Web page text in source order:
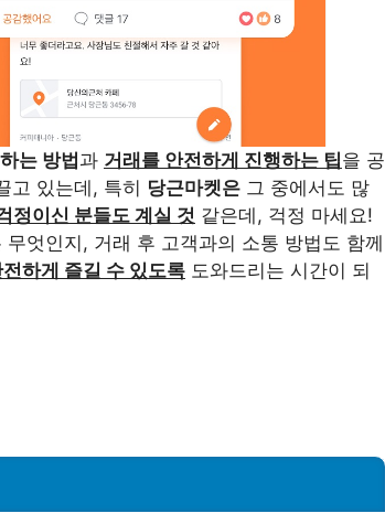
는 방법과 거래를 안전하게 진행하는 팁을 공
고 있는데, 특히 당근마켓은 그 중에서도 많
정이신 분들도 계실 것 같은데, 걱정 마세요!
엇인지, 거래 후 고객과의 소통 방법도 함께
하게 즐길 수 있도록 도와드리는 시간이 되